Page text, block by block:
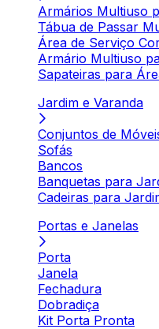
Armários Multiuso
Tábua de Passar
Área de Serviço
Armário Multiuso
Sapateiras para
Jardim e Varanda
Conjuntos de
Sofás
Bancos
Banquetas para
Cadeiras para
Portas e Janelas
Porta
Janela
Fechadura
Dobradiça
Kit Porta Pronta